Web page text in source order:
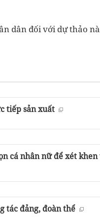
dân đối với dự thảo
tiếp sản xuất
cá nhân nữ để xét
tác đảng, đoàn thể